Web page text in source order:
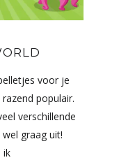
voor je
populair.
verschillende
graag uit!
ik